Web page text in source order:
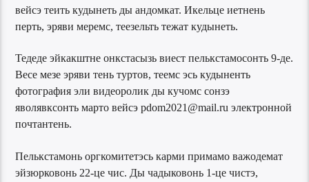
вейсэ теить кудынеть ды андомкат. Икельце иетнень
перть, эряви меремс, теезельть тежат кудынеть.
Тедеде эйкакштне онкстасызь виест пелькстамосонть 9-де.
Весе мезе эряви тень туртов, теемс эсь кудыненть
фотография эли видеоролик ды кучомс сонзэ
яволявксонть марто вейсэ pdom2021@mail.ru электронной
почтантень.
Пелькстамонь оргкомитетэсь карми примамо важодемат
эйзюрковонь 22-це чис. Ды чадыковонь 1-це чистэ,